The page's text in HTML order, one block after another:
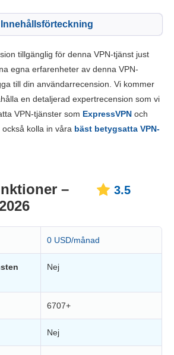
Innehållsförteckning
3.5
3.0
2.0
tillgänglig för denna VPN-tjänst just
egna erfarenheter av denna VPN-
till din användarrecension. Vi kommer
en detaljerad expertrecension som vi
VPN-tjänster som ExpressVPN och
också kolla in våra bäst betygsatta VPN-
–
3.5
0 USD/månad
Nej
6707+
Nej